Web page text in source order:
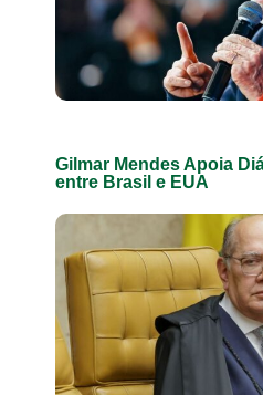
Gilmar Mendes Apoia
entre Brasil e EUA